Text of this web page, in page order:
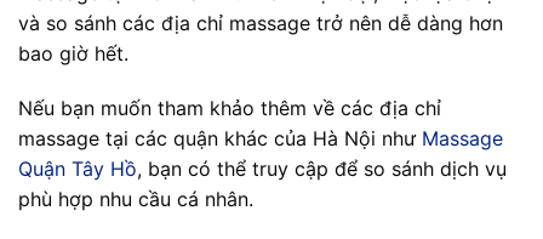
và so sánh các địa chỉ massage trở nên dễ dàng hơn
bao giờ hết.
Nếu bạn muốn tham khảo thêm về các địa chỉ
massage tại các quận khác của Hà Nội như Massage
Quận Tây Hồ, bạn có thể truy cập để so sánh dịch vụ
phù hợp nhu cầu cá nhân.